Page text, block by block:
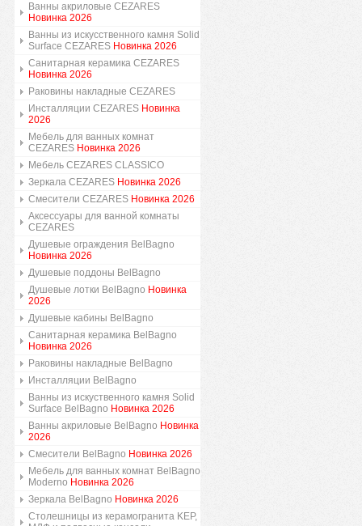
Ванны акриловые CEZARES
Новинка 2026
Ванны из искусственного камня Solid
Surface CEZARES Новинка 2026
Санитарная керамика CEZARES
Новинка 2026
Раковины накладные CEZARES
Инсталляции CEZARES Новинка
2026
Мебель для ванных комнат
CEZARES Новинка 2026
Мебель CEZARES CLASSICO
Зеркала CEZARES Новинка 2026
Смесители CEZARES Новинка 2026
Аксессуары для ванной комнаты
CEZARES
Душевые ограждения BelBagno
Новинка 2026
Душевые поддоны BelBagno
Душевые лотки BelBagno Новинка
2026
Душевые кабины BelBagno
Санитарная керамика BelBagno
Новинка 2026
Раковины накладные BelBagno
Инсталляции BelBagno
Ванны из искуственного камня Solid
Surface BelBagno Новинка 2026
Ванны акриловые BelBagno Новинка
2026
Смесители BelBagno Новинка 2026
Мебель для ванных комнат BelBagno
Moderno Новинка 2026
Зеркала BelBagno Новинка 2026
Столешницы из керамогранита KEP,